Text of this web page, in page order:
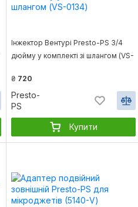
Інжектор Вентурі Presto-PS 3/4
дюйму у комплекті зі шлангом (VS-
₴ 720
Presto-
PS
Купити